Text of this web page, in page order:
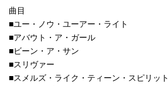
曲目
■ユー・ノウ・ユーアー・ライト
■アバウト・ア・ガール
■ビーン・ア・サン
■スリヴァー
■スメルズ・ライク・ティーン・スピリット